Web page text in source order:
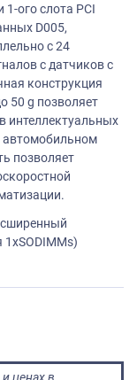
1-ого слота PCI
D005,
с 24
с датчиков с
конструкция
50 g позволяет
интеллектуальных
автомобильном
позволяет
1xSODIMMs)